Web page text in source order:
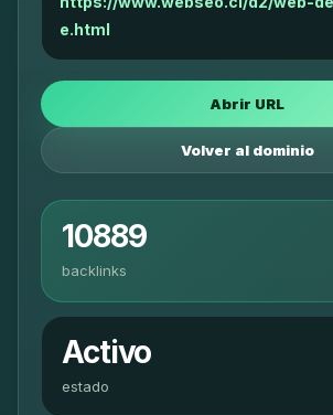
e.html
Abrir URL
Volver al dominio
10889
backlinks
Activo
estado